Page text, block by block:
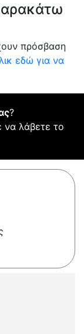
πρόσβαση
εδώ για να
?
να λάβετε το